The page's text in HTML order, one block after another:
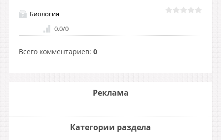
Биология
0.0/0
Всего комментариев: 0
Реклама
Категории раздела